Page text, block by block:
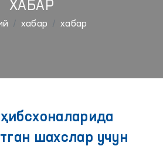
ХАБАР
хабар хабар
ҳибсхоналарида
шахслар учун